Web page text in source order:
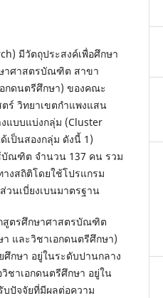
มีวัตถุประสงค์เพื่อศึกษา
าศาสตรบัณฑิต สาขา
กดนตรีศึกษา) ของคณะ
ร์ วิทยาเขตกำแพงแสน
แบบแบ่งกลุ่ม (Cluster
เป็นสองกลุ่ม ดังนี้ 1)
ณฑิต จำนวน 137 คน รวม
งสถิติโดยใช้โปรแกรม
วนเบี่ยงเบนมาตรฐาน
สูตรศึกษาศาสตรบัณฑิต
และวิชาเอกดนตรีศึกษา)
ศึกษา อยู่ในระดับปานกลาง
ชาเอกดนตรีศึกษา อยู่ใน
บปัจจัยที่มีผลต่อความ